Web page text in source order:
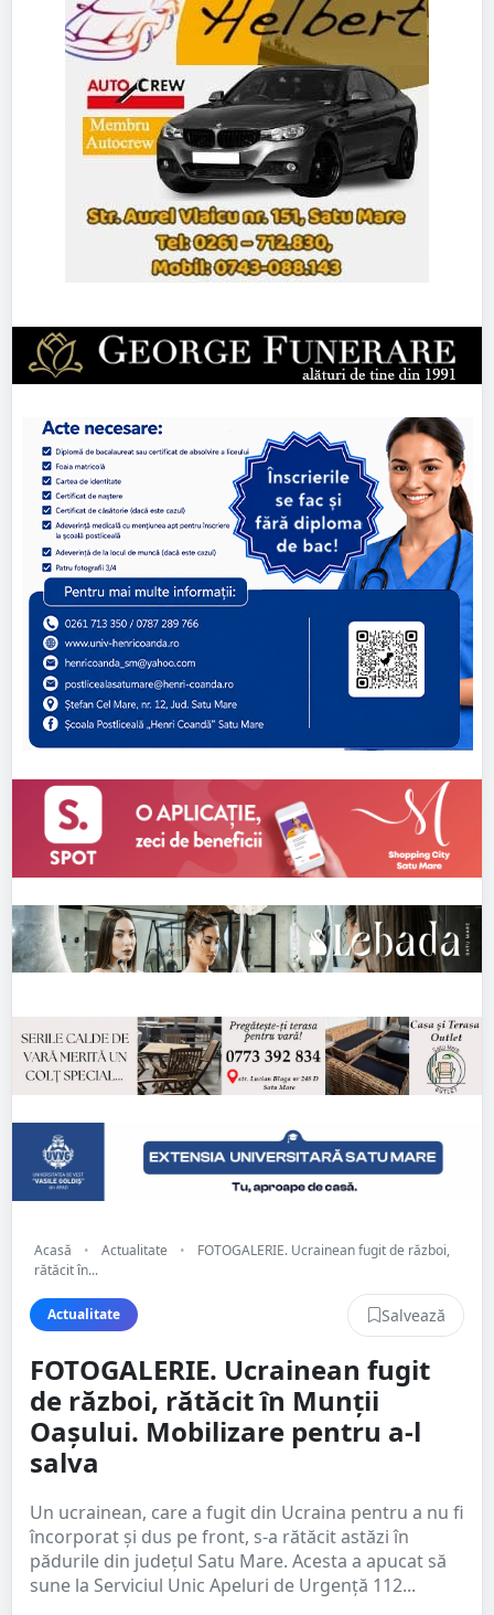
Acasă • Actualitate •
FOTOGALERIE. Ucrainean fugit de război,
rătăcit în...
Actualitate Salvează
FOTOGALERIE. Ucrainean fugit
de război, rătăcit în Munții
Oașului. Mobilizare pentru a-l
salva
Un ucrainean, care a fugit din Ucraina pentru a nu fi
încorporat și dus pe front, s-a rătăcit astăzi în
pădurile din județul Satu Mare. Acesta a apucat să
sune la Serviciul Unic Apeluri de Urgență 112...